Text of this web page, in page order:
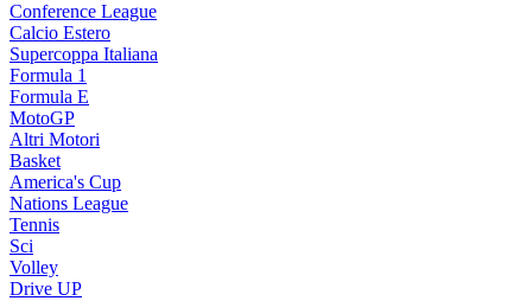
Conference League
Calcio Estero
Supercoppa Italiana
Formula 1
Formula E
MotoGP
Altri Motori
Basket
America's Cup
Nations League
Tennis
Sci
Volley
Drive UP